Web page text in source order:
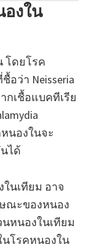
งใน
โดยโรค
อว่า Neisseria
กเชื้อแบคทีเรีย
นองในจะ
ได้
นเทียม อาจ
ณะของหนอง
หนองในเทียม
โรคหนองใน